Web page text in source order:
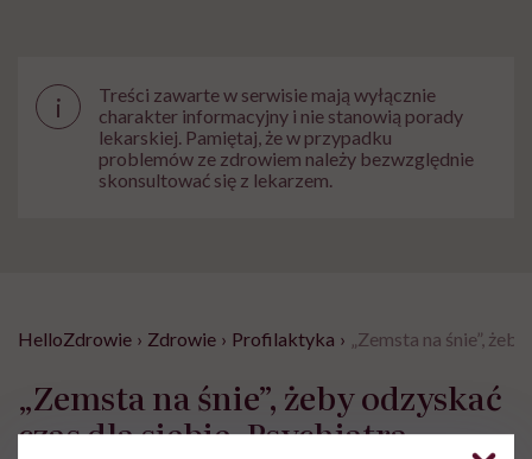
i
Treści zawarte w serwisie mają wyłącznie
charakter informacyjny i nie stanowią porady
lekarskiej. Pamiętaj, że w przypadku
problemów ze zdrowiem należy bezwzględnie
skonsultować się z lekarzem.
HelloZdrowie › Zdrowie › Profilaktyka › „Zemsta na śnie”,
„Zemsta na śnie”, żeby odzyskać
czas dla siebie. Psychiatra